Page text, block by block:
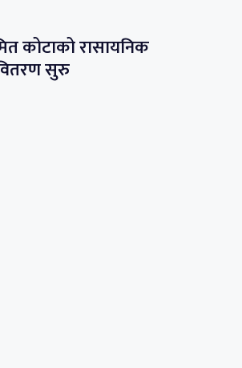
कोटाको रासायनिक
सुरु